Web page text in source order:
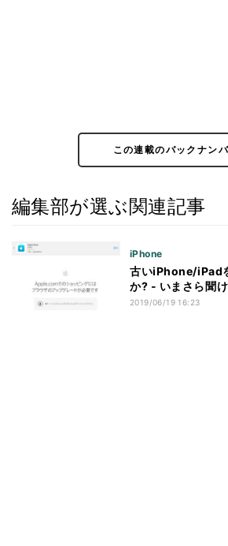
この連載のバックナン
編集部が選ぶ関連記事
iPhone
古いiPhone/iPad
か? - いまさら聞
2019/06/19 16:23